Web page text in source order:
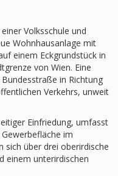
Volksschule und
Wohnhausanlage mit
einem Eckgrundstück in
von Wien. Eine
in Richtung
Verkehrs, unweit
Einfriedung, umfasst
im
sich über drei oberirdische
einem unterirdischen